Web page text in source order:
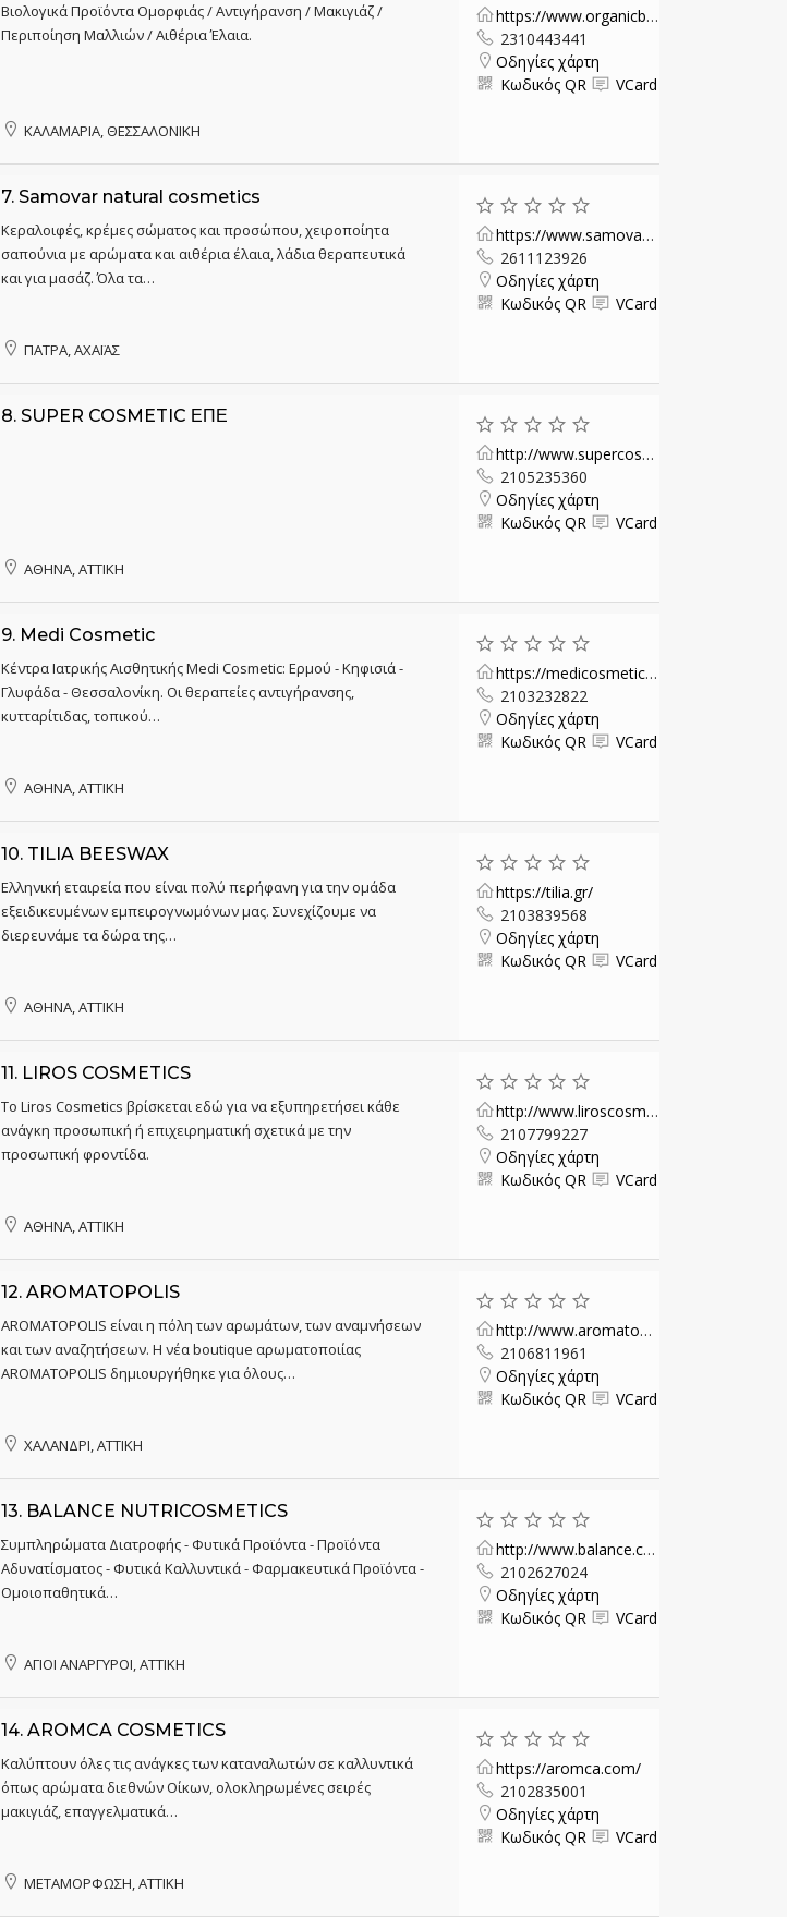
Βιολογικά Προϊόντα Ομορφιάς / Αντιγήρανση / Μακιγιάζ /
Περιποίηση Μαλλιών / Αιθέρια Έλαια.
ΚΑΛΑΜΑΡΙΑ, ΘΕΣΣΑΛΟΝΙΚΗ
https://www.organicbrands.gr/
2310443441
Οδηγίες χάρτη
Κωδικός QR
VCard
7. Samovar natural cosmetics
Κεραλοιφές, κρέμες σώματος και προσώπου, χειροποίητα
σαπούνια με αρώματα και αιθέρια έλαια, λάδια θεραπευτικά
και για μασάζ. Όλα τα…
ΠΑΤΡΑ, ΑΧΑΪΑΣ
https://www.samovar.gr/
2611123926
Οδηγίες χάρτη
Κωδικός QR
VCard
8. SUPER COSMETIC ΕΠΕ
ΑΘΗΝΑ, ΑΤΤΙΚΗ
http://www.supercosmetik.gr/
2105235360
Οδηγίες χάρτη
Κωδικός QR
VCard
9. Medi Cosmetic
Κέντρα Ιατρικής Αισθητικής Medi Cosmetic: Ερμού - Κηφισιά -
Γλυφάδα - Θεσσαλονίκη. Οι θεραπείες αντιγήρανσης,
κυτταρίτιδας, τοπικού…
ΑΘΗΝΑ, ΑΤΤΙΚΗ
https://medicosmetic.gr/
2103232822
Οδηγίες χάρτη
Κωδικός QR
VCard
10. TILIA BEESWAX
Ελληνική εταιρεία που είναι πολύ περήφανη για την ομάδα
εξειδικευμένων εμπειρογνωμόνων μας. Συνεχίζουμε να
διερευνάμε τα δώρα της…
ΑΘΗΝΑ, ΑΤΤΙΚΗ
https://tilia.gr/
2103839568
Οδηγίες χάρτη
Κωδικός QR
VCard
11. LIROS COSMETICS
Το Liros Cosmetics βρίσκεται εδώ για να εξυπηρετήσει κάθε
ανάγκη προσωπική ή επιχειρηματική σχετικά με την
προσωπική φροντίδα.
ΑΘΗΝΑ, ΑΤΤΙΚΗ
http://www.liroscosmetics.gr/
2107799227
Οδηγίες χάρτη
Κωδικός QR
VCard
12. AROMATOPOLIS
AROMATOPOLIS είναι η πόλη των αρωμάτων, των αναμνήσεων
και των αναζητήσεων. Η νέα boutique αρωματοποιίας
AROMATOPOLIS δημιουργήθηκε για όλους…
ΧΑΛΑΝΔΡΙ, ΑΤΤΙΚΗ
http://www.aromatopolis.gr/
2106811961
Οδηγίες χάρτη
Κωδικός QR
VCard
13. BALANCE NUTRICOSMETICS
Συμπληρώματα Διατροφής - Φυτικά Προϊόντα - Προϊόντα
Αδυνατίσματος - Φυτικά Καλλυντικά - Φαρμακευτικά Προϊόντα -
Ομοιοπαθητικά…
ΑΓΙΟΙ ΑΝΑΡΓΥΡΟΙ, ΑΤΤΙΚΗ
http://www.balance.com.gr/
2102627024
Οδηγίες χάρτη
Κωδικός QR
VCard
14. AROMCA COSMETICS
Καλύπτουν όλες τις ανάγκες των καταναλωτών σε καλλυντικά
όπως αρώματα διεθνών Οίκων, ολοκληρωμένες σειρές
μακιγιάζ, επαγγελματικά…
ΜΕΤΑΜΟΡΦΩΣΗ, ΑΤΤΙΚΗ
https://aromca.com/
2102835001
Οδηγίες χάρτη
Κωδικός QR
VCard